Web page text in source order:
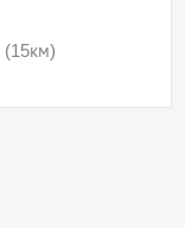
(15км)